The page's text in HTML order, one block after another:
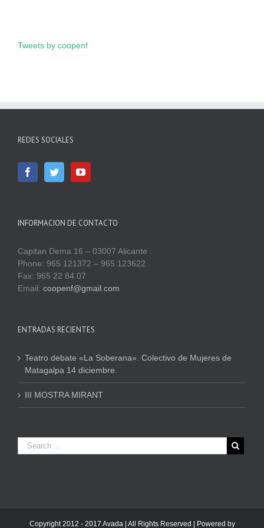
Tweets by coopenf
REDES SOCIALES
INFORMACION DE CONTACTO
Capitan Dema 16 – 03007 Alicante
Phone: 965 121372 – 965 123622
Fax: 965 22 84 07
Email: coopenf@gmail.com
ENTRADAS RECIENTES
Teatro debate «La Soberana». Colectivo de Mujeres de
Matagalpa 14 diciembre.
III MOSTRA MIRANT
Copyright 2012 - 2017 Avada | All Rights Reserved | Powered by